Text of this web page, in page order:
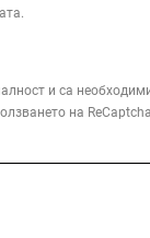
Компрасори
Количество
и са
на